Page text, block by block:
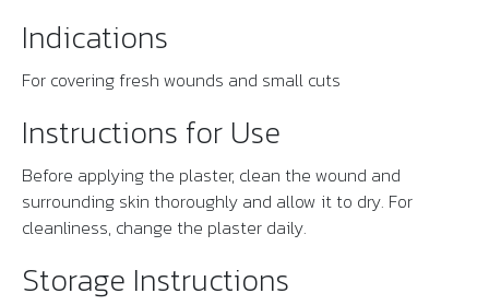
Indications
For covering fresh wounds and small cuts
Instructions for Use
Before applying the plaster, clean the wound and
surrounding skin thoroughly and allow it to dry. For
cleanliness, change the plaster daily.
Storage Instructions